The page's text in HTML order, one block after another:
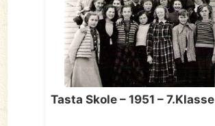
Tasta Skole – 1951 – 7.Klasse